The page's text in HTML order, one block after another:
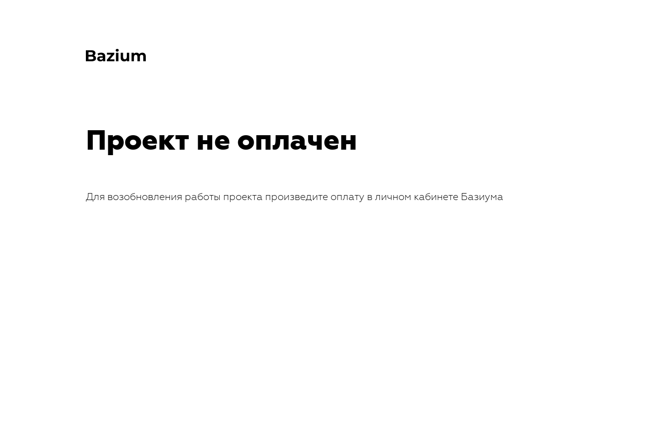
Проект не оплачен
Для возобновления работы проекта произведите оплату в личном кабинете Базиума